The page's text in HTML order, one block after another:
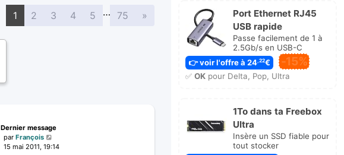
1 2 3 4 5 … 75 »
Dernier message
par François
15 mai 2011, 19:14
Port Ethernet RJ45
USB rapide
Passe facilement de 1 à
2.5Gb/s en USB-C
👉 voir l'offre à 24,22€ -15%
✅ OKpour Delta, Pop, Ultra
1To dans ta Freebox
Ultra
Insère un SSD fiable pour
tout stocker